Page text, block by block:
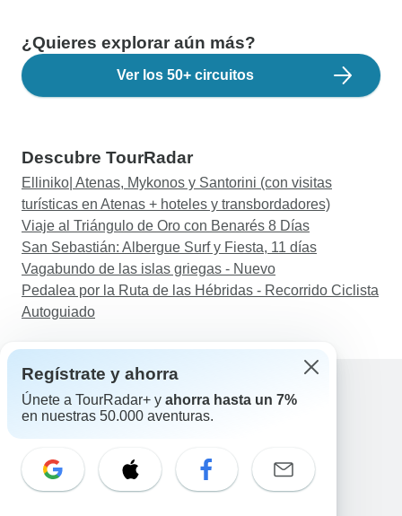
¿Quieres explorar aún más?
Ver los 50+ circuitos
Descubre TourRadar
Elliniko| Atenas, Mykonos y Santorini (con visitas
turísticas en Atenas + hoteles y transbordadores)
Viaje al Triángulo de Oro con Benarés 8 Días
San Sebastián: Albergue Surf y Fiesta, 11 días
Vagabundo de las islas griegas - Nuevo
Pedalea por la Ruta de las Hébridas - Recorrido Ciclista
Autoguiado
Ayuda
Correo electrónico: support@tourradar.com
Selecciona el idioma
Regístrate y ahorra
Únete a TourRadar+ y ahorra hasta un 7%
en nuestras 50.000 aventuras.